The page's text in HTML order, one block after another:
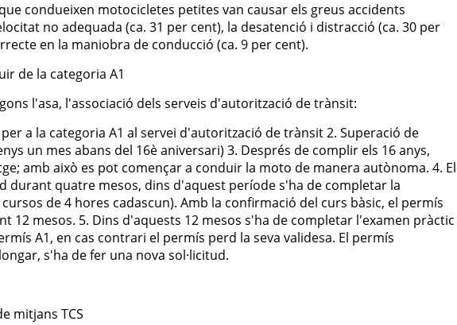
condueixen motocicletes petites van causar els greus accidents
no adequada (ca. 31 per cent), la desatenció i distracció (ca. 30 per
en la maniobra de conducció (ca. 9 per cent).
de la categoria A1
l'asa, l'associació dels serveis d'autorització de trànsit:
a la categoria A1 al servei d'autorització de trànsit 2. Superació de
un mes abans del 16è aniversari) 3. Després de complir els 16 anys,
amb això es pot començar a conduir la moto de manera autònoma. 4. El
durant quatre mesos, dins d'aquest període s'ha de completar la
de 4 hores cadascun). Amb la confirmació del curs bàsic, el permís
12 mesos. 5. Dins d'aquests 12 mesos s'ha de completar l'examen pràctic
A1, en cas contrari el permís perd la seva validesa. El permís
s'ha de fer una nova sol·licitud.
mitjans TCS